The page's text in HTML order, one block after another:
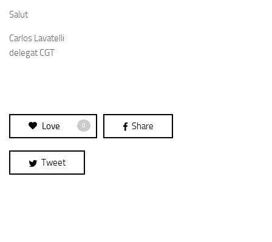
Salut
Carlos Lavatelli
delegat CGT
Love 0 Share
Tweet